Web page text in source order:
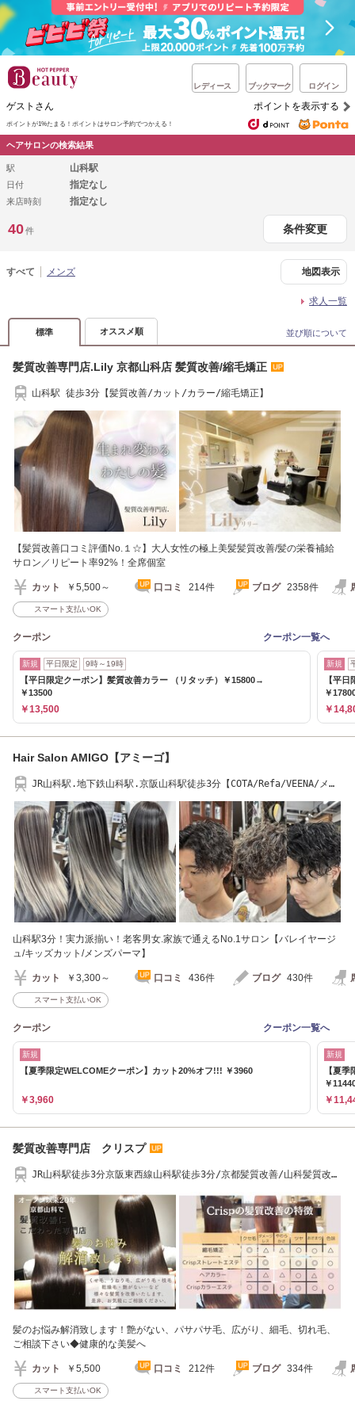
レディース ブックマーク ログイン
ゲストさん ポイントを表示する
ポイントが1%たまる！ ポイントはサロン予約でつかえる！
ヘアサロンの検索結果
駅 山科駅
日付 指定なし
来店時刻 指定なし
40件 条件変更
すべて メンズ 地図表示
求人一覧
標準 オススメ順 並び順について
髪質改善専門店.Lily 京都山科店 髪質改善/縮毛矯正
山科駅 徒歩3分【髪質改善/カット/カラー/縮毛矯正】
【髪質改善口コミ評価No.１☆】大人女性の極上美髪髪質改善/髪の栄養補給
サロン／リピート率92%！全席個室
カット ￥5,500～ 口コミ 214件 ブログ 2358件
スマート支払いOK
クーポン クーポン一覧へ
新規 平日限定 9時～19時
【平日限定クーポン】髪質改善カラー （リタッチ）￥15800→
￥13500
￥13,500
新規
【平
￥
￥
Hair Salon AMIGO【アミーゴ】
JR山科駅.地下鉄山科駅.京阪山科駅徒歩3分【COTA/Refa/VEENA/メン
山科駅3分！実力派揃い！老客男女.家族で通えるNo.1サロン【バレイヤージ
ュ/キッズカット/メンズパーマ】
カット ￥3,300～ 口コミ 436件 ブログ 430件
スマート支払いOK
クーポン クーポン一覧へ
新規
【夏季限定WELCOMEクーポン】カット20%オフ!!! ￥3960
￥3,960
新規
【夏
￥
￥
髪質改善専門店 クリスプ
JR山科駅徒歩3分京阪東西線山科駅徒歩3分/京都髪質改善/山科髪質改
髪のお悩み解消致します！艶がない、パサパサ毛、広がり、細毛、切れ毛、
ご相談下さい◆健康的な美髪へ
カット ￥5,500 口コミ 212件 ブログ 334件
スマート支払いOK